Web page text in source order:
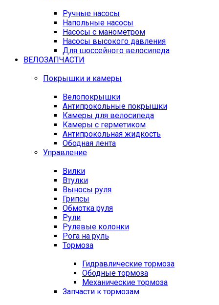
Ручные насосы
Напольные насосы
Насосы с манометром
Насосы высокого давления
Для шоссейного велосипеда
ВЕЛОЗАПЧАСТИ
Покрышки и камеры
Велопокрышки
Антипрокольные покрышки
Камеры для велосипеда
Камеры с герметиком
Антипрокольная жидкость
Ободная лента
Управление
Вилки
Втулки
Выносы руля
Грипсы
Обмотка руля
Рули
Рулевые колонки
Рога на руль
Тормоза
Гидравлические тормоза
Ободные тормоза
Механические тормоза
Запчасти к тормозам